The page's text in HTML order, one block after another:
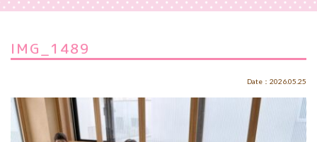
IMG_1489
Date：2026.05.25